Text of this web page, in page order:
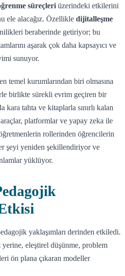
süreçleri üzerindeki etkilerini
ele alacağız. Özellikle dijitalleşme
beraberinde getiriyor; bu
aşarak çok daha kapsayıcı ve
sunuyor.
temel kurumlarından biri olmasına
birlikte sürekli evrim geçiren bir
kara tahta ve kitaplarla sınırlı kalan
platformlar ve yapay zeka ile
rollerinden öğrencilerin
şeyi yeniden şekillendiriyor ve
yüklüyor.
yaklaşımları derinden etkiledi.
yerine, eleştirel düşünme, problem
ön plana çıkaran modeller